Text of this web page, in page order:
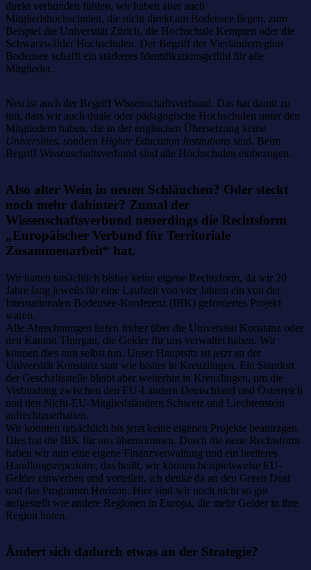
direkt verbunden fühlen, wir haben aber auch
Mitgliedshochschulen, die nicht direkt am Bodensee liegen, zum
Beispiel die Universität Zürich, die Hochschule Kempten oder die
Schwarzwälder Hochschulen. Der Begriff der Vierländerregion
Bodensee schafft ein stärkeres Identifikationsgefühl für alle
Mitglieder.
Neu ist auch der Begriff Wissenschaftsverbund. Das hat damit zu
tun, dass wir auch duale oder pädagogische Hochschulen unter den
Mitgliedern haben, die in der englischen Übersetzung keine
Universities, sondern Higher Education Institutions sind. Beim
Begriff Wissenschaftsverbund sind alle Hochschulen einbezogen.
Also alter Wein in neuen Schläuchen? Oder steckt
noch mehr dahinter? Zumal der
Wissenschaftsverbund neuerdings die Rechtsform
„Europäischer Verbund für Territoriale
Zusammenarbeit“ hat.
Wir hatten tatsächlich bisher keine eigene Rechtsform, da wir 20
Jahre lang jeweils für eine Laufzeit von vier Jahren ein von der
Internationalen Bodensee-Konferenz (IBK) gefördertes Projekt
waren.
Alle Abrechnungen liefen früher über die Universität Konstanz oder
den Kanton Thurgau, die Gelder für uns verwaltet haben. Wir
können dies nun selbst tun. Unser Hauptsitz ist jetzt an der
Universität Konstanz statt wie bisher in Kreuzlingen. Ein Standort
der Geschäftsstelle bleibt aber weiterhin in Kreuzlingen, um die
Verbindung zwischen den EU-Ländern Deutschland und Österreich
und den Nicht-EU-Mitgliedsländern Schweiz und Liechtenstein
aufrechtzuerhalten.
Wir konnten tatsächlich bis jetzt keine eigenen Projekte beantragen.
Dies hat die IBK für uns übernommen. Durch die neue Rechtsform
haben wir nun eine eigene Finanzverwaltung und ein breiteres
Handlungsrepertoire, das heißt, wir können beispielsweise EU-
Gelder einwerben und verteilen, ich denke da an den Green Deal
und das Programm Horizon. Hier sind wir noch nicht so gut
aufgestellt wie andere Regionen in Europa, die mehr Gelder in ihre
Region holen.
Ändert sich dadurch etwas an der Strategie?